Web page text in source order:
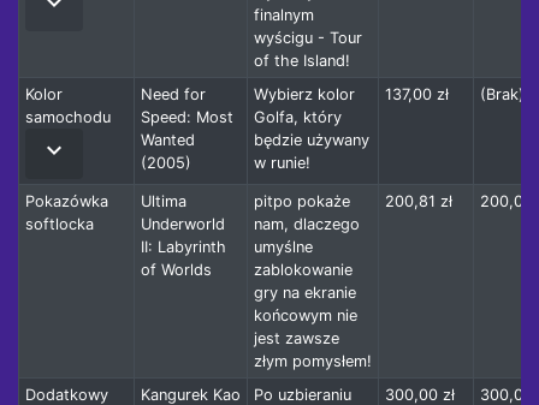
finalnym
wyścigu - Tour
of the Island!
Kolor
samochodu
keyboard_arrow_down
Need for
Speed: Most
Wanted
(2005)
Wybierz kolor
Golfa, który
będzie używany
w runie!
137,00 zł (Brak)
Pokazówka
softlocka
Ultima
Underworld
II: Labyrinth
of Worlds
pitpo pokaże
nam, dlaczego
umyślne
zablokowanie
gry na ekranie
końcowym nie
jest zawsze
złym pomysłem!
200,81 zł 200,00
Dodatkowy
Kangurek Kao
Po uzbieraniu
300,00 zł 300,00